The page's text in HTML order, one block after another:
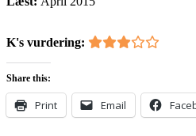
K's vurdering:
Share this:
Print Email